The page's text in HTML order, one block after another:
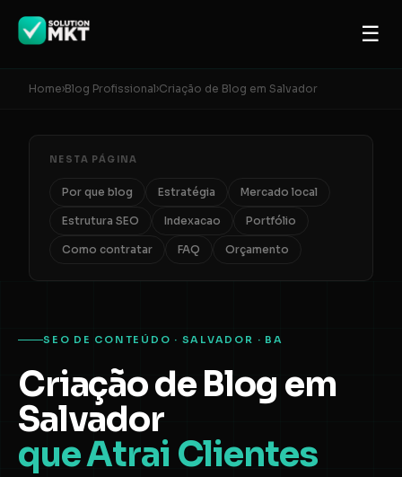
☰
Home›Blog Profissional›Criação de Blog em Salvador
NESTA PÁGINA
Por que blog Estratégia Mercado local
Estrutura SEO Indexacao Portfólio
Como contratar FAQ Orçamento
SEO DE CONTEÚDO · SALVADOR · BA
Criação de Blog em
Salvador
que Atrai Clientes